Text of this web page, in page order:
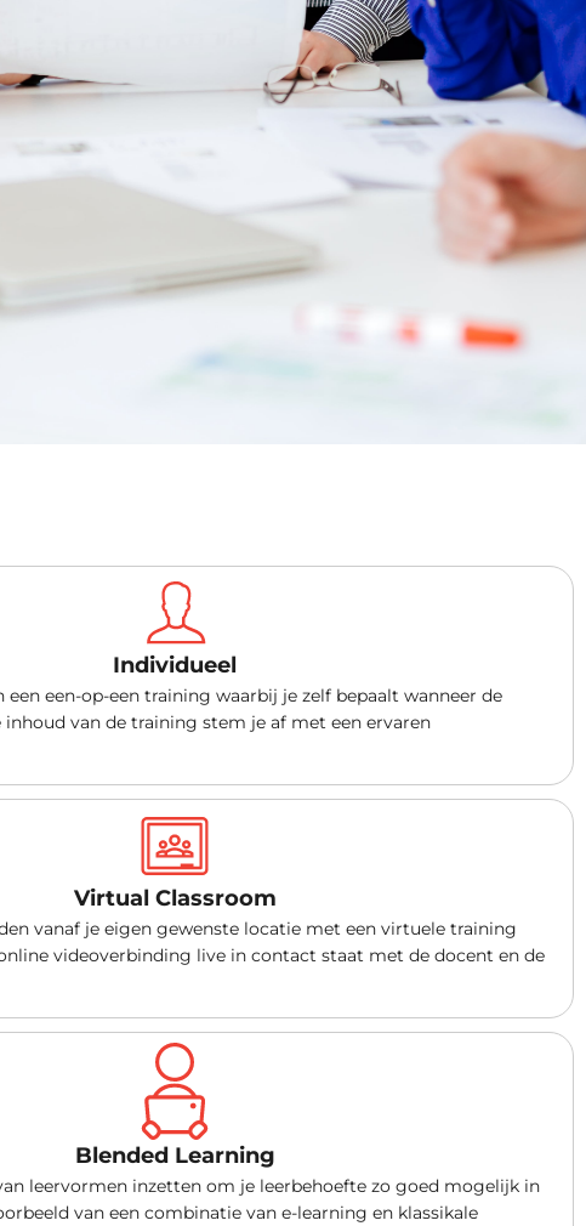
Individueel
een een-op-een training waarbij je zelf bepaalt wanneer de
van de training stem je af met een ervaren
Virtual Classroom
vanaf je eigen gewenste locatie met een virtuele training
videoverbinding live in contact staat met de docent en de
Blended Learning
leervormen inzetten om je leerbehoefte zo goed mogelijk in
van een combinatie van e-learning en klassikale